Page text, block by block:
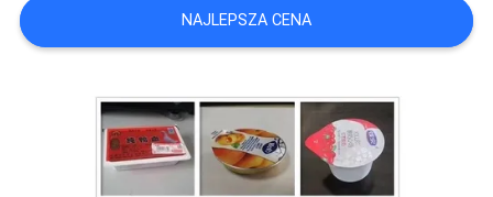
POPROŚ
WYCENĘ
SITEMAP
NAJLEPSZA CENA